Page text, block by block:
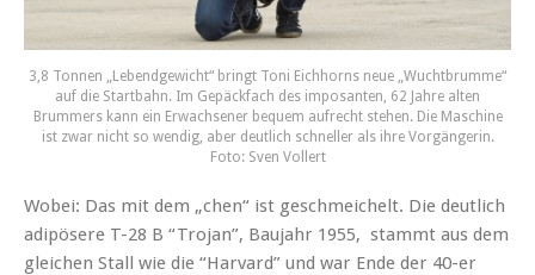
3,8 Tonnen „Lebendgewicht“ bringt Toni Eichhorns neue „Wuchtbrumme“
auf die Startbahn. Im Gepäckfach des imposanten, 62 Jahre alten
Brummers kann ein Erwachsener bequem aufrecht stehen. Die Maschine
ist zwar nicht so wendig, aber deutlich schneller als ihre Vorgängerin.
Foto: Sven Vollert
Wobei: Das mit dem „chen“ ist geschmeichelt. Die deutlich
adipösere T-28 B “Trojan”, Baujahr 1955, stammt aus dem
gleichen Stall wie die “Harvard” und war Ende der 40-er